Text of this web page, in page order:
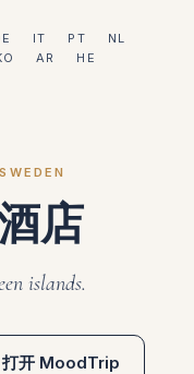
IT PT
NL
AR HE
店
islands.
打开 MoodTrip